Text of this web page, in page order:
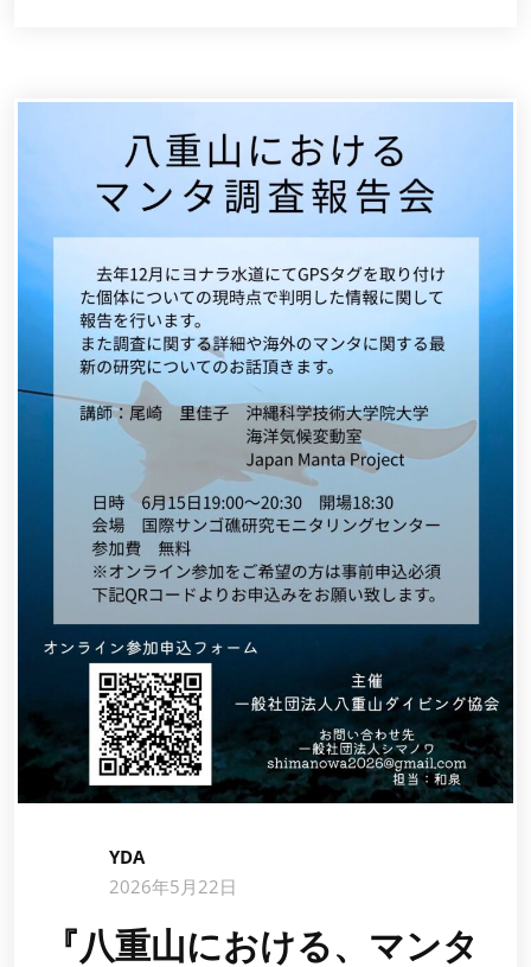
YDA
2026年5月22日
『八重山における、マンタ